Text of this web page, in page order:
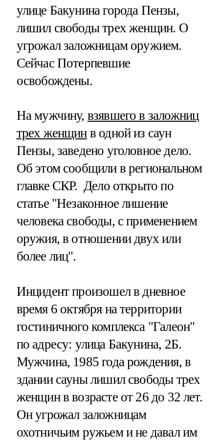
улице Бакунина города Пензы,
лишил свободы трех женщин. О
угрожал заложницам оружием.
Сейчас Потерпевшие
освобождены.
На мужчину, взявшего в заложниц
трех женщинв одной из саун
Пензы, заведено уголовное дело.
Об этом сообщили в региональном
главке СКР. Дело открыто по
статье "Незаконное лишение
человека свободы, с применением
оружия, в отношении двух или
более лиц".
Инцидент произошел в дневное
время 6 октября на территории
гостиничного комплекса "Галеон"
по адресу: улица Бакунина, 2Б.
Мужчина, 1985 года рождения, в
здании сауны лишил свободы трех
женщин в возрасте от 26 до 32 лет.
Он угрожал заложницам
охотничьим ружьем и не давал им